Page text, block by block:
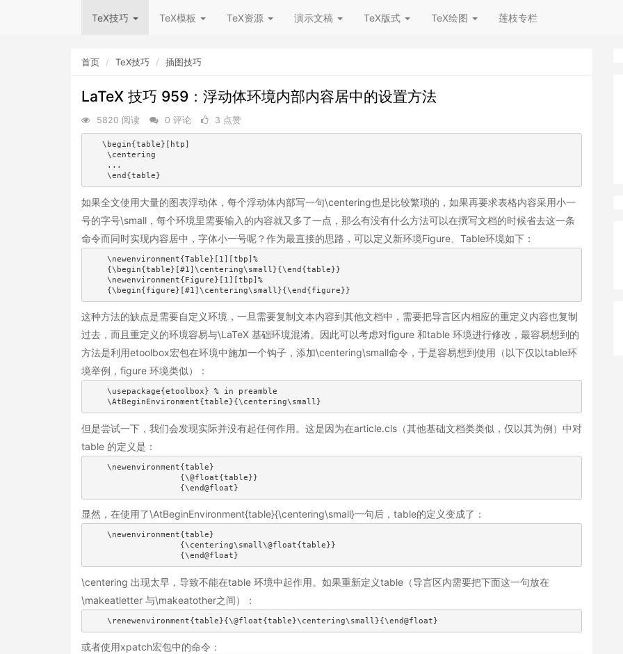
TeX技巧 TeX模板 TeX资源 演示文稿 TeX版式 TeX绘图 莲枝专栏
首页 TeX技巧 插图技巧
LaTeX 技巧 959：浮动体环境内部内容居中的设置方法
5820 阅读 0 评论 3 点赞
\begin{table}[htp]
\centering
...
\end{table}
如果全文使用大量的图表浮动体，每个浮动体内部写一句\centering也是比较繁琐的，如果再要求表格内容采用小一
号的字号\small，每个环境里需要输入的内容就又多了一点，那么有没有什么方法可以在撰写文档的时候省去这一条
命令而同时实现内容居中，字体小一号呢？作为最直接的思路，可以定义新环境Figure、Table环境如下：
\newenvironment{Table}[1][tbp]%
{\begin{table}[#1]\centering\small}{\end{table}}
\newenvironment{Figure}[1][tbp]%
{\begin{figure}[#1]\centering\small}{\end{figure}}
这种方法的缺点是需要自定义环境，一旦需要复制文本内容到其他文档中，需要把导言区内相应的重定义内容也复制
过去，而且重定义的环境容易与\LaTeX 基础环境混淆。因此可以考虑对figure 和table 环境进行修改，最容易想到的
方法是利用etoolbox宏包在环境中施加一个钩子，添加\centering\small命令，于是容易想到使用（以下仅以table环
境举例，figure 环境类似）：
\usepackage{etoolbox} % in preamble
\AtBeginEnvironment{table}{\centering\small}
但是尝试一下，我们会发现实际并没有起任何作用。这是因为在article.cls（其他基础文档类类似，仅以其为例）中对
table 的定义是：
\newenvironment{table}
{\@float{table}}
{\end@float}
显然，在使用了\AtBeginEnvironment{table}{\centering\small}一句后，table的定义变成了：
\newenvironment{table}
{\centering\small\@float{table}}
{\end@float}
\centering 出现太早，导致不能在table 环境中起作用。如果重新定义table（导言区内需要把下面这一句放在
\makeatletter 与\makeatother之间）：
\renewenvironment{table}{\@float{table}\centering\small}{\end@float}
或者使用xpatch宏包中的命令：